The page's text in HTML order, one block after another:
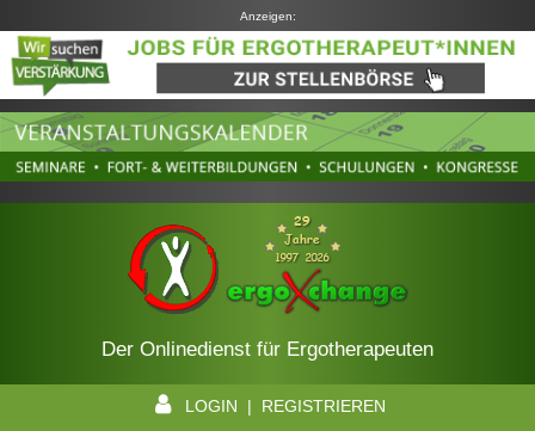
Anzeigen:
Der Onlinedienst für Ergotherapeuten
LOGIN | REGISTRIEREN